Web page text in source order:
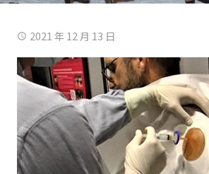
access_time 2021 年 12 月 13 日